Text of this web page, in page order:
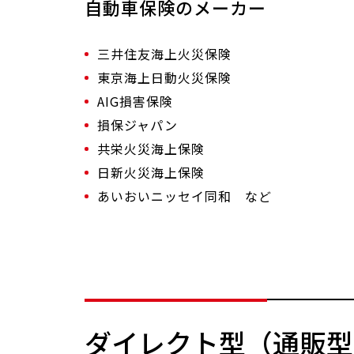
自動車保険のメーカー
三井住友海上火災保険
東京海上日動火災保険
AIG損害保険
損保ジャパン
共栄火災海上保険
日新火災海上保険
あいおいニッセイ同和 など
ダイレクト型（通販